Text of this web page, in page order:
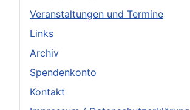
Veranstaltungen und Termine
Links
Archiv
Spendenkonto
Kontakt